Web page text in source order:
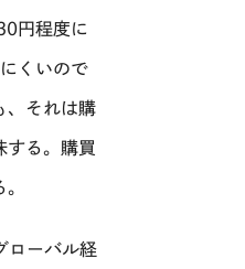
円程度に
くいので
、それは購
する。購買
ローバル経